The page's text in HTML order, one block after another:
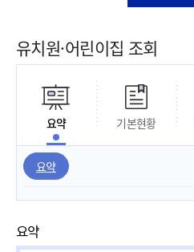
유치원·어린이집 조회
요약 기본현황
요약
요약